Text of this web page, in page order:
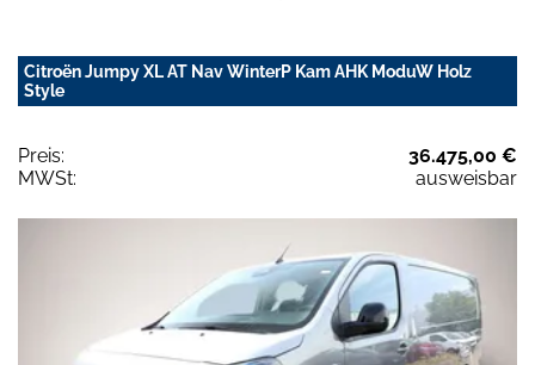
Citroën Jumpy XL AT Nav WinterP Kam AHK ModuW Holz
Style
Preis:
36.475,00 €
MWSt:
ausweisbar